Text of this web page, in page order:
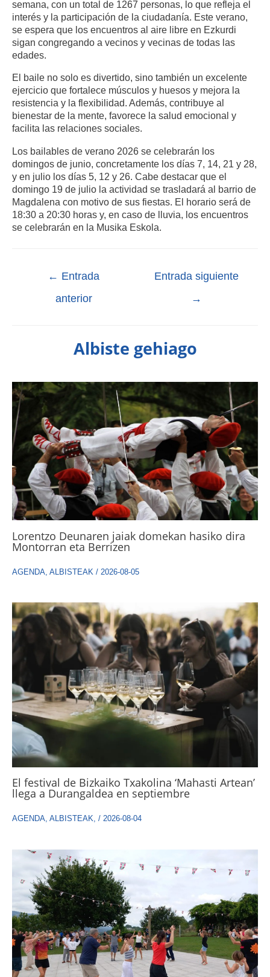
semana, con un total de 1267 personas, lo que refleja el
interés y la participación de la ciudadanía. Este verano,
se espera que los encuentros al aire libre en Ezkurdi
sigan congregando a vecinos y vecinas de todas las
edades.
El baile no solo es divertido, sino también un excelente
ejercicio que fortalece músculos y huesos y mejora la
resistencia y la flexibilidad. Además, contribuye al
bienestar de la mente, favorece la salud emocional y
facilita las relaciones sociales.
Los bailables de verano 2026 se celebrarán los
domingos de junio, concretamente los días 7, 14, 21 y 28,
y en julio los días 5, 12 y 26. Cabe destacar que el
domingo 19 de julio la actividad se trasladará al barrio de
Magdalena con motivo de sus fiestas. El horario será de
18:30 a 20:30 horas y, en caso de lluvia, los encuentros
se celebrarán en la Musika Eskola.
← Entrada
anterior
Entrada siguiente
→
Albiste gehiago
Lorentzo Deunaren jaiak domekan hasiko dira
Montorran eta Berrizen
AGENDA ALBISTEAK / 2026-08-05
El festival de Bizkaiko Txakolina ‘Mahasti Artean’
llega a Durangaldea en septiembre
AGENDA, ALBISTEAK, / 2026-08-04